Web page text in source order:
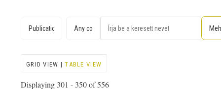
GRID VIEW |TABLE VIEW
Displaying 301 - 350 of 556